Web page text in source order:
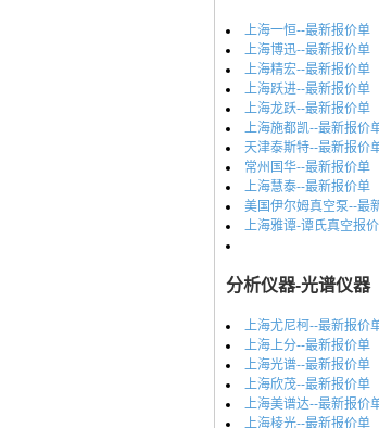
上海一恒--最新报价单
上海博迅--最新报价单
上海精宏--最新报价单
上海跃进--最新报价单
上海龙跃--最新报价单
上海施都凯--最新报价
天津泰斯特--最新报价
常州国华--最新报价单
上海慧泰--最新报价单
美国伊尔姆真空泵--最
上海雅谭-谭氏真空报
分析仪器-光谱仪器
上海尤尼柯--最新报价
上海上分--最新报价单
上海光谱--最新报价单
上海欣茂--最新报价单
上海美谱达--最新报价
上海棱光--最新报价单